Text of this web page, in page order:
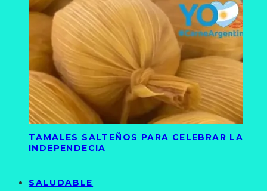
TAMALES SALTEÑOS PARA CELEBRAR LA
INDEPENDECIA
SALUDABLE